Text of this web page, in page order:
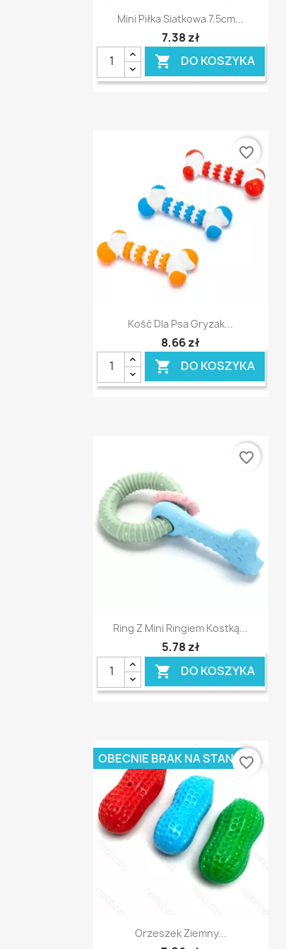
Szybki podgląd
Mini Piłka Siatkowa 7.5cm...
7,38 zł
 DO KOSZYKA
Szybki podgląd
Kość Dla Psa Gryzak...
8,66 zł
 DO KOSZYKA
favorite_border
Szybki podgląd
Ring Z Mini Ringiem Kostką...
5,78 zł
 DO KOSZYKA
favorite_border
Szybki podgląd
Orzeszek Ziemny...
OBECNIE BRAK NA STANIEfavorite_border